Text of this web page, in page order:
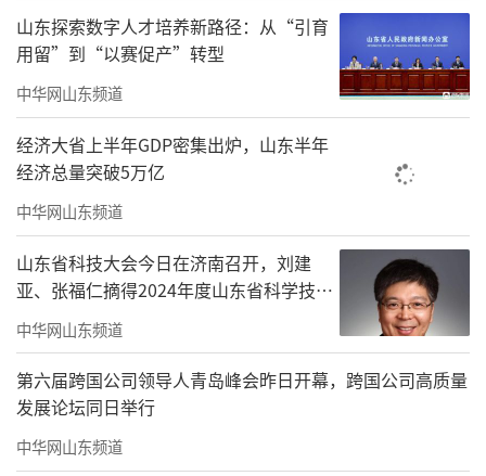
主动向排队登记的新人及家属发放《移风易俗
倡议书》和《婚事新办承诺书》，面对面讲解
文明婚俗的意义，邀请新人签名承诺，许下婚
事简办、新办的约定，传递“幸福不靠排场，
真爱贵在真心”的理念。此外，现场还布置了
移风易俗主题宣传牌，邀请新人们举牌拍照打
卡，在镜头前留下幸福瞬间的同时，也成为文
明婚俗的“代言人”。
山东探索数字人才培养新路径：从“引育
用留”到“以赛促产”转型
中华网山东频道
经济大省上半年GDP密集出炉，山东半年
经济总量突破5万亿
中华网山东频道
山东省科技大会今日在济南召开，刘建
亚、张福仁摘得2024年度山东省科学技术
奖最高奖！
中华网山东频道
第六届跨国公司领导人青岛峰会昨日开幕，跨国公司高质量
发展论坛同日举行
中华网山东频道